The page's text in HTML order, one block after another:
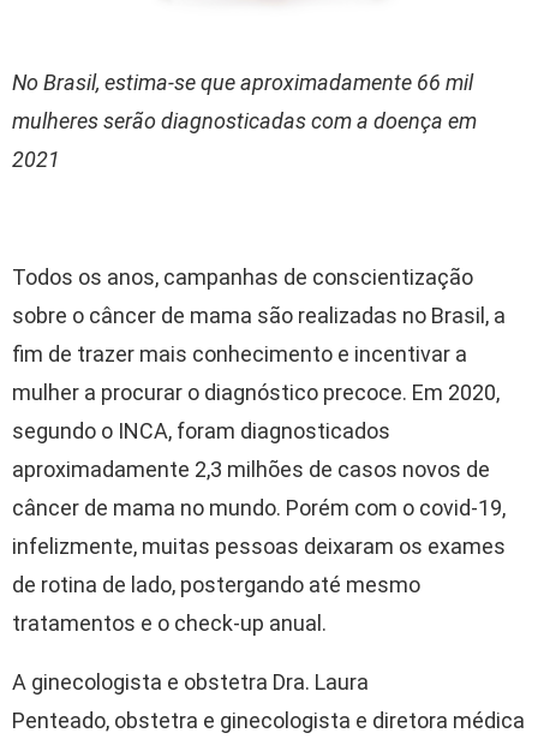
No Brasil, estima-se que aproximadamente 66 mil
mulheres serão diagnosticadas com a doença em
2021
Todos os anos, campanhas de conscientização
sobre o câncer de mama são realizadas no Brasil, a
fim de trazer mais conhecimento e incentivar a
mulher a procurar o diagnóstico precoce. Em 2020,
segundo o INCA, foram diagnosticados
aproximadamente 2,3 milhões de casos novos de
câncer de mama no mundo. Porém com o covid-19,
infelizmente, muitas pessoas deixaram os exames
de rotina de lado, postergando até mesmo
tratamentos e o check-up anual.
A ginecologista e obstetra Dra. Laura
Penteado, obstetra e ginecologista e diretora médica